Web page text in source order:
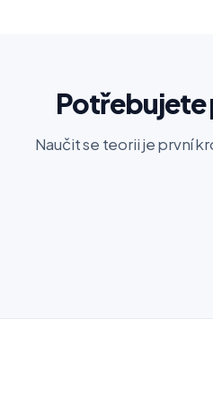
Potřebujete
Naučit se teorii je první